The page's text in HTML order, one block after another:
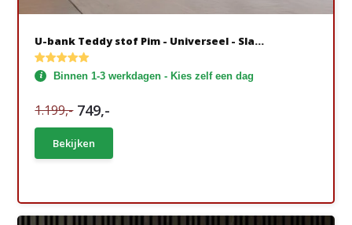
U-bank Teddy stof Pim - Universeel - Sla...
Binnen 1-3 werkdagen - Kies zelf een dag
1.199,- 749,-
Bekijken